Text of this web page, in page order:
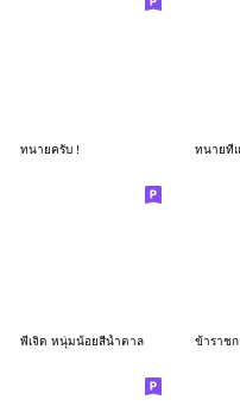
ทนายครับ !
พี่เจิด หนุ่มน้อยสีนํ้าตาล ข้าราชก